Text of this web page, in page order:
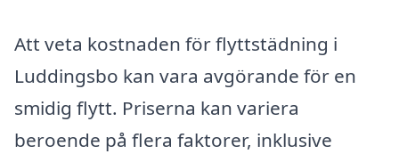
Att veta kostnaden för flyttstädning i
Luddingsbo kan vara avgörande för en
smidig flytt. Priserna kan variera
beroende på flera faktorer, inklusive